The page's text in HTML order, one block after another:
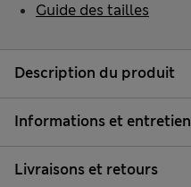
Description du produit
Informations et entretien
Livraisons et retours
Guide des tailles